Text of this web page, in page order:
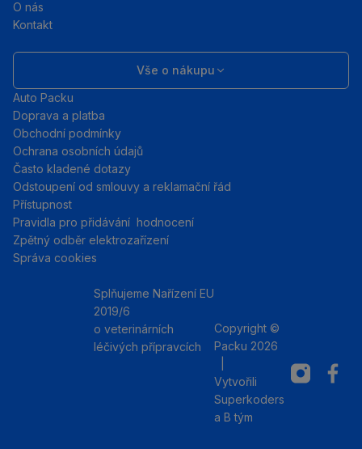
O nás
Kontakt
Vše o nákupu
Auto Packu
Doprava a platba
Obchodní podmínky
Ochrana osobních údajů
Často kladené dotazy
Odstoupení od smlouvy a reklamační řád
Přístupnost
Pravidla pro přidávání hodnocení
Zpětný odběr elektrozařízení
Správa cookies
Splňujeme Nařízení EU
2019/6
o veterinárních
léčivých přípravcích
Copyright ©
Packu 2026
Vytvořili
Superkoders
a B tým
Instagram